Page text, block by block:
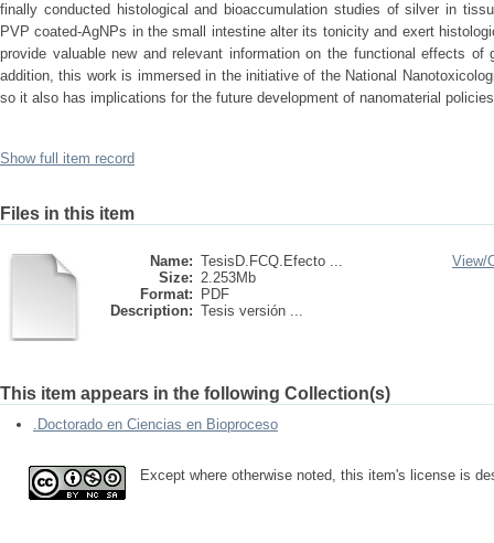
finally conducted histological and bioaccumulation studies of silver in
PVP coated-AgNPs in the small intestine alter its tonicity and exert
provide valuable new and relevant information on the functional effects of
addition, this work is immersed in the initiative of the National
so it also has implications for the future development of nanomaterial
Show full item record
Files in this item
Name: TesisD.FCQ.Efecto ...
Size: 2.253Mb
Format:
PDF
Description: Tesis versión ...
View/
This item appears in the following Collection(s)
.Doctorado en Ciencias en Bioproceso
Except where otherwise noted, this item's license is